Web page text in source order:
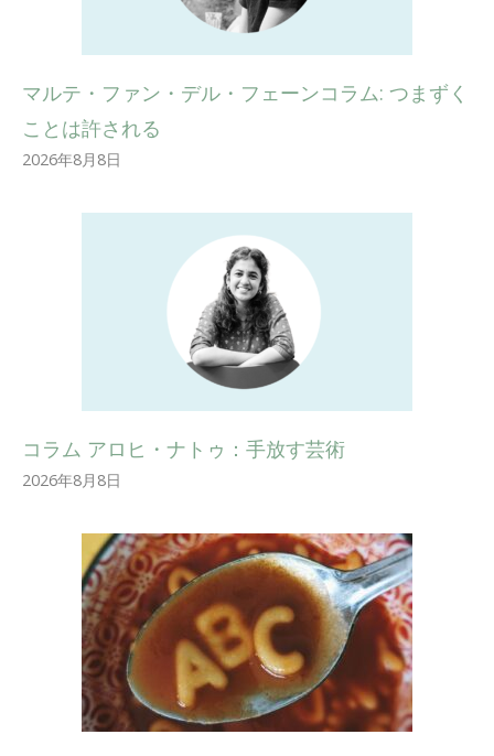
マルテ・ファン・デル・フェーンコラム: つまずく
ことは許される
2026年8月8日
コラム アロヒ・ナトゥ：手放す芸術
2026年8月8日